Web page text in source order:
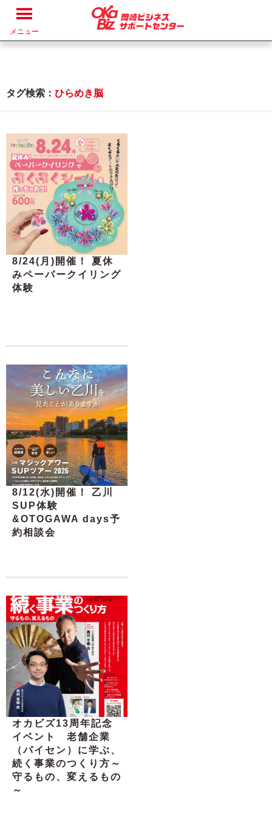
メニュー
タグ検索： ひらめき脳
8/24(月)開催！ 夏休
みペーパークイリング
体験
8/12(水)開催！ 乙川
SUP体験
&OTOGAWA days予
約相談会
オカビズ13周年記念
イベント 老舗企業
（パイセン）に学ぶ、
続く事業のつくり方～
守るもの、変えるもの
～